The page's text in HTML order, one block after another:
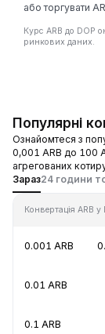
або торгувати
Курс ARB до DOP
ринкових даних.
Популярні
Ознайомтеся з
0,001 ARB до 100
агрегованих
Зараз24 години
Конвертація ARB у
0.001 ARB
0.01 ARB
0.1 ARB